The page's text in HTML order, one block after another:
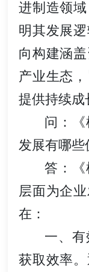
进制造领
明其发展
向构建涵
产业生态
提供持续成
问：
发展有哪些
答：
层面为企
在：
一、
获取效率